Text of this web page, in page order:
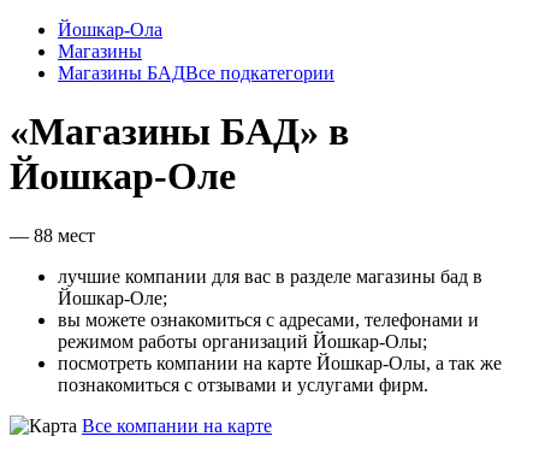
Йошкар‑Ола
Магазины
Магазины БАДВсе подкатегории
«Магазины БАД» в
Йошкар‑Оле
— 88 мест
лучшие компании для вас в разделе магазины бад в
Йошкар‑Оле;
вы можете ознакомиться с адресами, телефонами и
режимом работы организаций Йошкар‑Олы;
посмотреть компании на карте Йошкар‑Олы, а так же
познакомиться с отзывами и услугами фирм.
Все компании на карте